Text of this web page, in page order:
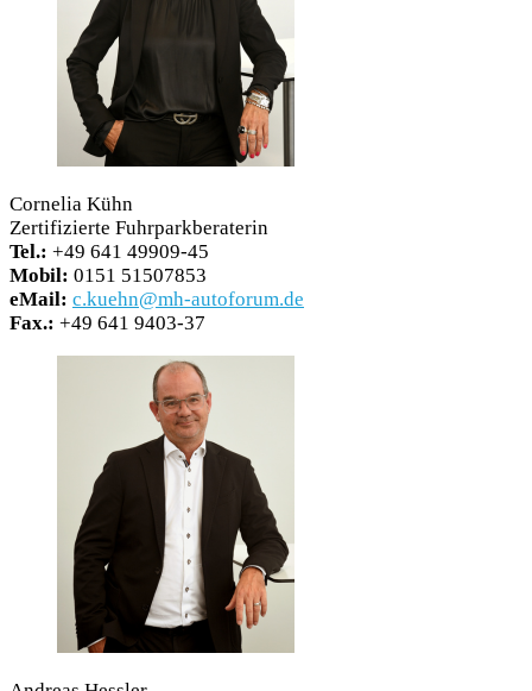
Cornelia Kühn
Zertifizierte Fuhrparkberaterin
Tel.: +49 641 49909-45
Mobil: 0151 51507853
eMail: c.kuehn@mh-autoforum.de
Fax.: +49 641 9403-37